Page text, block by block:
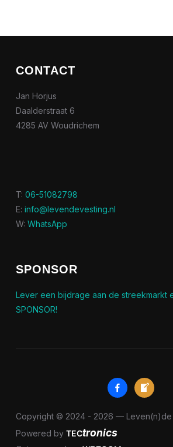
CONTACT
Jan Horjus
Daalderstraat 6
4285 AV Woudrichem
T: 06-51082798
E: info@levendevesting.nl
W: WhatsApp
SPONSOR
Lever een bijdrage aan de streekmarkt
SPONSOR!
facebook-
alt
welcome-
write-
blog
Copyright © 2024 - 2026 — Leven(n)de
Powered by TECtronics